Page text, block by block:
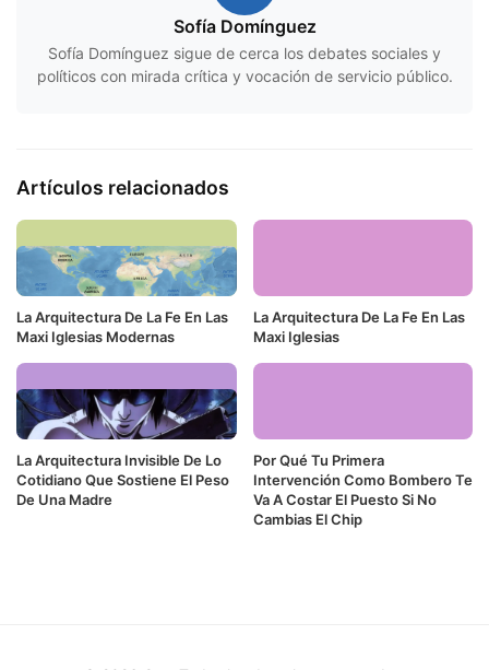
Sofía Domínguez
Sofía Domínguez sigue de cerca los debates sociales y
políticos con mirada crítica y vocación de servicio público.
Artículos relacionados
La Arquitectura De La Fe En Las
Maxi Iglesias Modernas
La Arquitectura De La Fe En Las
Maxi Iglesias
La Arquitectura Invisible De Lo
Cotidiano Que Sostiene El Peso
De Una Madre
Por Qué Tu Primera
Intervención Como Bombero Te
Va A Costar El Puesto Si No
Cambias El Chip